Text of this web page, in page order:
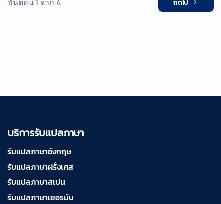
ขั้นตอน 1 จาก 4 ถัดไป
บริการรับแปลภาษา
รับแปลภาษาอังกฤษ
รับแปลภาษาฝรั่งเศส
รับแปลภาษาสเปน
รับแปลภาษาเยอรมัน